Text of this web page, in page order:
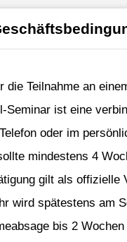
die Teilnahme an
Seminar ist eine
oder im
mindestens 4
gilt als offizielle
wird spätestens am
bis 2